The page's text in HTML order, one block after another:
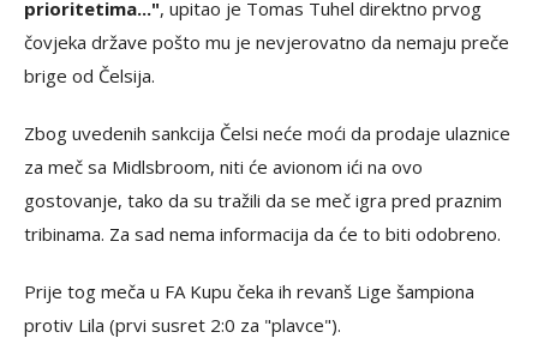
prioritetima...", upitao je Tomas Tuhel direktno prvog
čovjeka države pošto mu je nevjerovatno da nemaju preče
brige od Čelsija.
Zbog uvedenih sankcija Čelsi neće moći da prodaje ulaznice
za meč sa Midlsbroom, niti će avionom ići na ovo
gostovanje, tako da su tražili da se meč igra pred praznim
tribinama. Za sad nema informacija da će to biti odobreno.
Prije tog meča u FA Kupu čeka ih revanš Lige šampiona
protiv Lila (prvi susret 2:0 za "plavce").